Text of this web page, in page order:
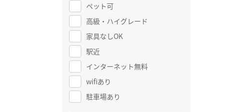
ペット可
高級・ハイグレード
家具なしOK
駅近
インターネット無料
wifiあり
駐車場あり